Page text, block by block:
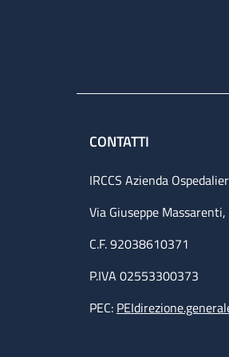
CONTATTI
IRCCS Azienda
Via Giuseppe
C.F. 92038610371
P.IVA 02553300373
PEC: